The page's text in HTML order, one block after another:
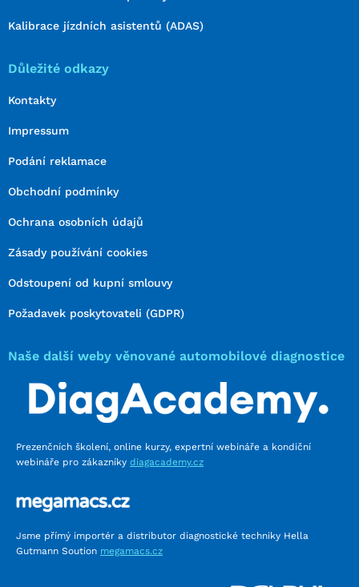
Kalibrace jízdních asistentů (ADAS)
Důležité odkazy
Kontakty
Impressum
Podání reklamace
Obchodní podmínky
Ochrana osobních údajů
Zásady používání cookies
Odstoupení od kupní smlouvy
Požadavek poskytovateli (GDPR)
Naše další weby věnované automobilové diagnostice
Prezenčních školení, online kurzy, expertní webináře a kondiční
webináře pro zákazníky diagacademy.cz
Jsme přímý importér a distributor diagnostické techniky Hella
Gutmann Soution megamacs.cz